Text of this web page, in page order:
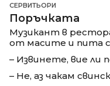
СЕРВИТЬОРИ
Поръчката
Музикант в
от масите и пита
– Извинете, вие ли
– Не, аз чакам